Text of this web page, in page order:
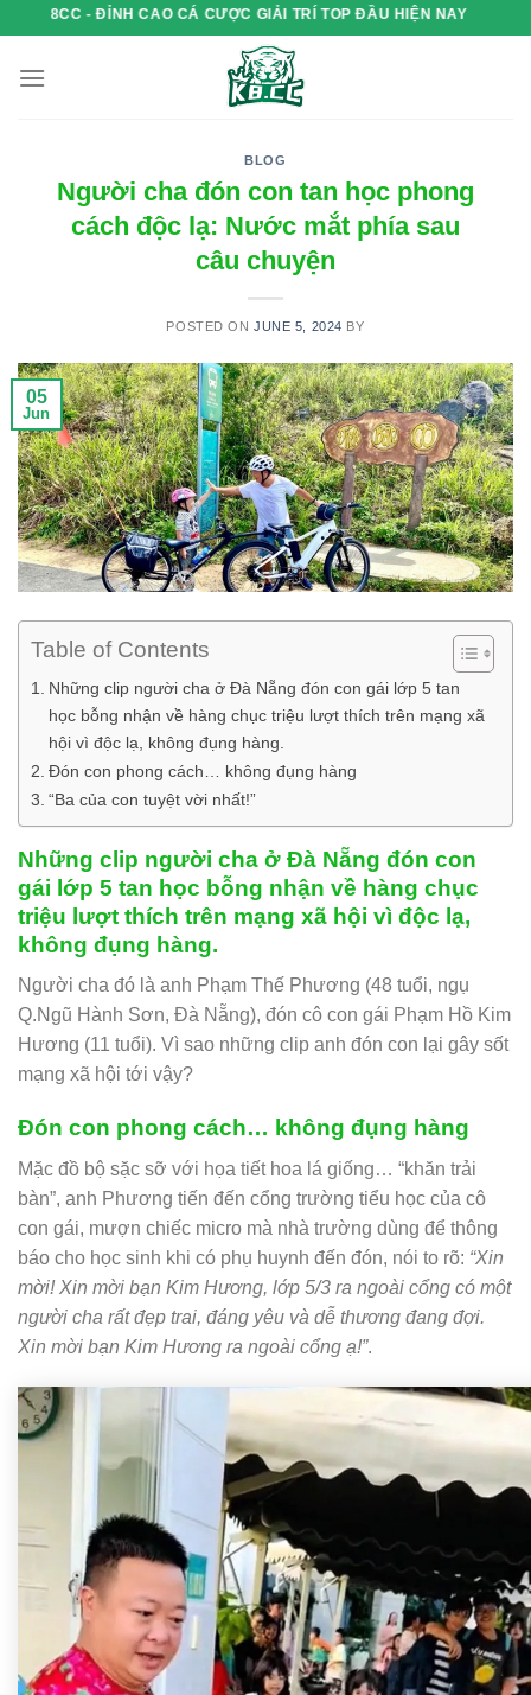
content
CÁ CƯỢC GIẢI TRÍ TOP ĐẦU HIỆN NAY
BLOG
Người cha đón con tan học phong
cách độc lạ: Nước mắt phía sau
câu chuyện
POSTED ONJUNE 5, 2024 BY
05
Jun
Table of Contents
Những clip người cha ở Đà Nẵng đón con gái lớp 5 tan
học bỗng nhận về hàng chục triệu lượt thích trên mạng xã
hội vì độc lạ, không đụng hàng.
Đón con phong cách… không đụng hàng
“Ba của con tuyệt vời nhất!”
Những clip người cha ở Đà Nẵng đón con
gái lớp 5 tan học bỗng nhận về hàng chục
triệu lượt thích trên mạng xã hội vì độc lạ,
không đụng hàng.
Người cha đó là anh Phạm Thế Phương (48 tuổi, ngụ
Q.Ngũ Hành Sơn, Đà Nẵng), đón cô con gái Phạm Hồ Kim
Hương (11 tuổi). Vì sao những clip anh đón con lại gây sốt
mạng xã hội tới vậy?
Đón con phong cách… không đụng hàng
Mặc đồ bộ sặc sỡ với họa tiết hoa lá giống… “khăn trải
bàn”, anh Phương tiến đến cổng trường tiểu học của cô
con gái, mượn chiếc micro mà nhà trường dùng để thông
báo cho học sinh khi có phụ huynh đến đón, nói to rõ: “Xin
mời! Xin mời bạn Kim Hương, lớp 5/3 ra ngoài cổng có một
người cha rất đẹp trai, đáng yêu và dễ thương đang đợi.
Xin mời bạn Kim Hương ra ngoài cổng ạ!”.